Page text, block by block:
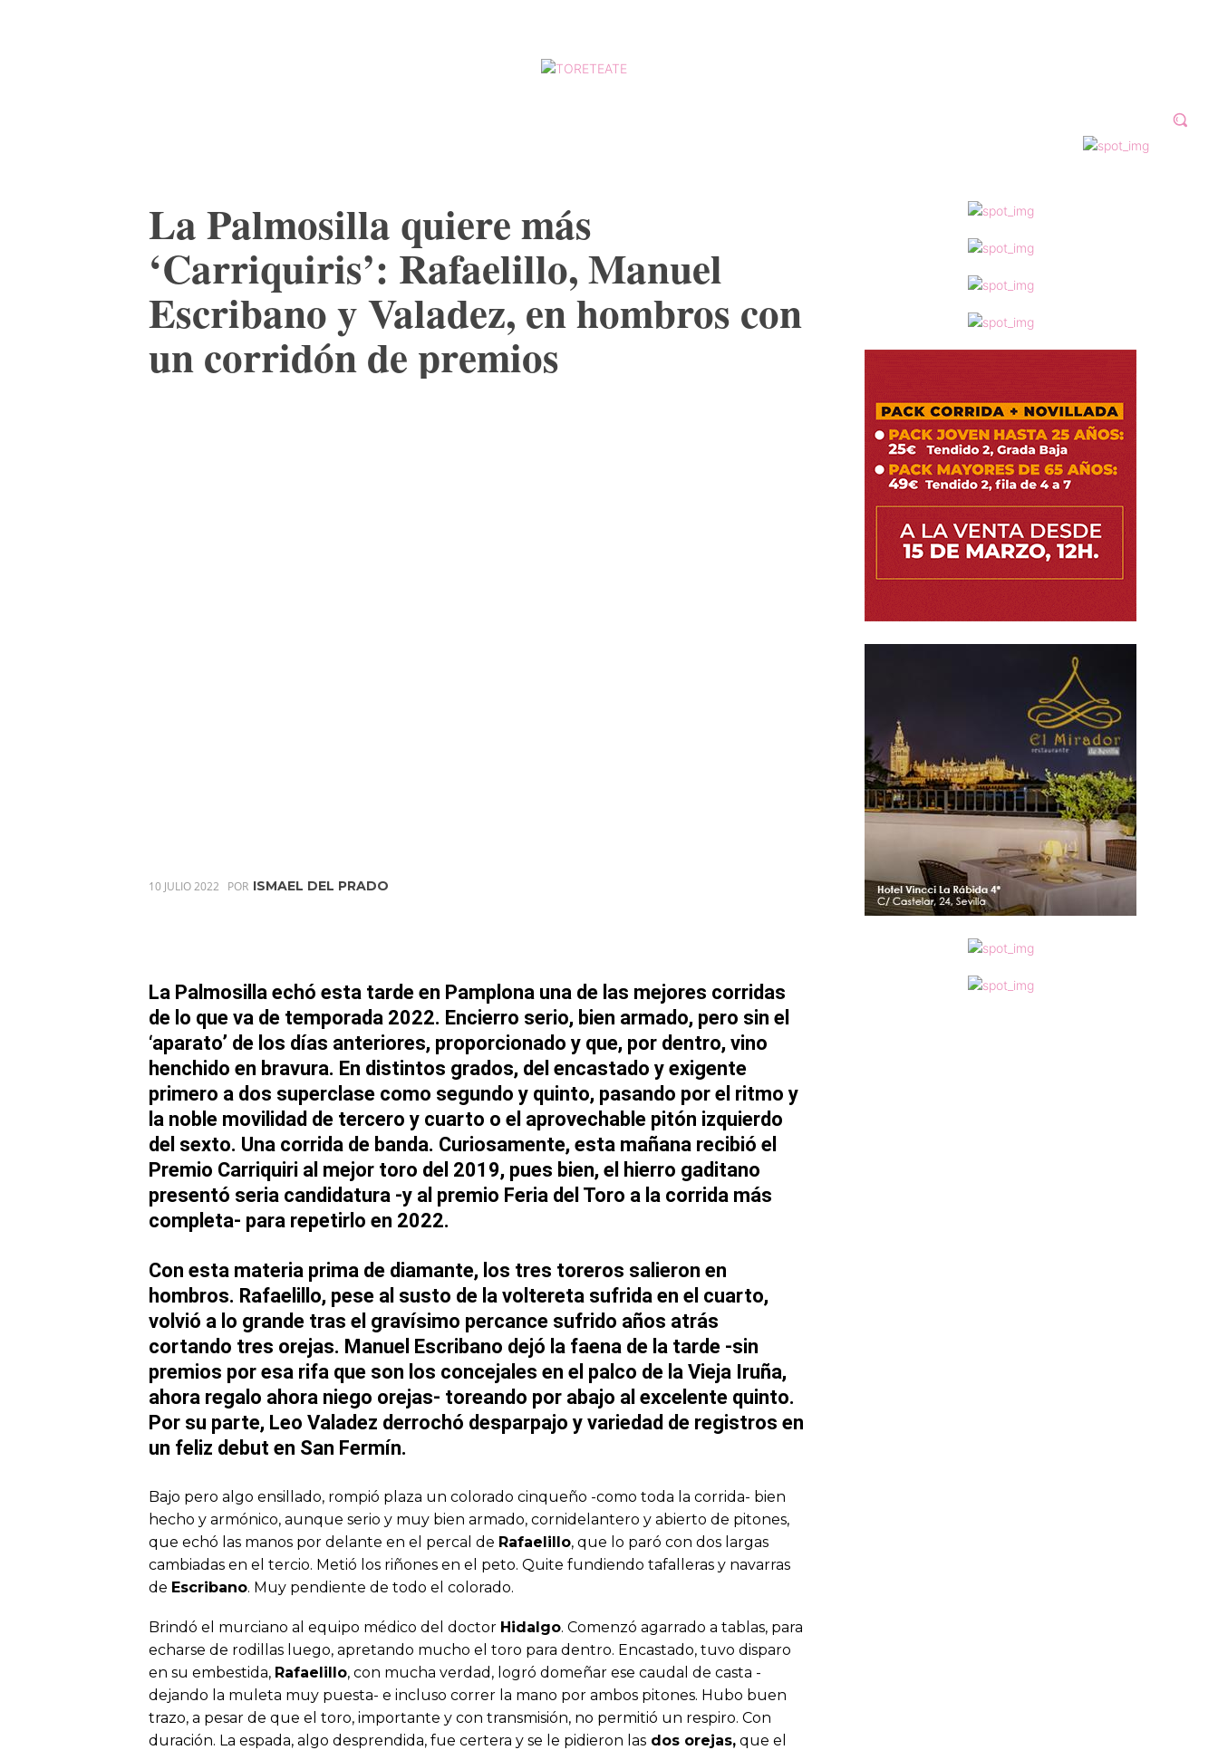
La Palmosilla quiere más
‘Carriquiris’: Rafaelillo, Manuel
Escribano y Valadez, en hombros con
un corridón de premios
10 JULIO 2022 POR ISMAEL DEL PRADO
La Palmosilla echó esta tarde en Pamplona una de las mejores corridas
de lo que va de temporada 2022. Encierro serio, bien armado, pero sin el
‘aparato’ de los días anteriores, proporcionado y que, por dentro, vino
henchido en bravura. En distintos grados, del encastado y exigente
primero a dos superclase como segundo y quinto, pasando por el ritmo y
la noble movilidad de tercero y cuarto o el aprovechable pitón izquierdo
del sexto. Una corrida de banda. Curiosamente, esta mañana recibió el
Premio Carriquiri al mejor toro del 2019, pues bien, el hierro gaditano
presentó seria candidatura -y al premio Feria del Toro a la corrida más
completa- para repetirlo en 2022.
Con esta materia prima de diamante, los tres toreros salieron en
hombros. Rafaelillo, pese al susto de la voltereta sufrida en el cuarto,
volvió a lo grande tras el gravísimo percance sufrido años atrás
cortando tres orejas. Manuel Escribano dejó la faena de la tarde -sin
premios por esa rifa que son los concejales en el palco de la Vieja Iruña,
ahora regalo ahora niego orejas- toreando por abajo al excelente quinto.
Por su parte, Leo Valadez derrochó desparpajo y variedad de registros en
un feliz debut en San Fermín.
Bajo pero algo ensillado, rompió plaza un colorado cinqueño -como toda la corrida- bien
hecho y armónico, aunque serio y muy bien armado, cornidelantero y abierto de pitones,
que echó las manos por delante en el percal de Rafaelillo, que lo paró con dos largas
cambiadas en el tercio. Metió los riñones en el peto. Quite fundiendo tafalleras y navarras
de Escribano. Muy pendiente de todo el colorado.
Brindó el murciano al equipo médico del doctor Hidalgo. Comenzó agarrado a tablas, para
echarse de rodillas luego, apretando mucho el toro para dentro. Encastado, tuvo disparo
en su embestida, Rafaelillo, con mucha verdad, logró domeñar ese caudal de casta -
dejando la muleta muy puesta- e incluso correr la mano por ambos pitones. Hubo buen
trazo, a pesar de que el toro, importante y con transmisión, no permitió un respiro. Con
duración. La espada, algo desprendida, fue certera y se le pidieron las dos orejas, que el